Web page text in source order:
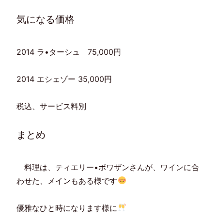
気になる価格
2014 ラ•ターシュ 75,000円
2014 エシェゾー 35,000円
税込、サービス料別
まとめ
料理は、ティエリー•ボワザンさんが、ワインに合
わせた、メインもある様です
優雅なひと時になります様に